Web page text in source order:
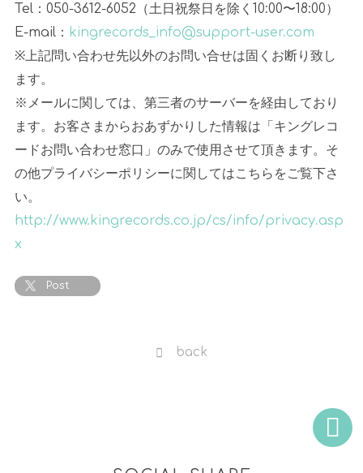
Tel ： 050-3612-6052 （土日祝祭日を除く 10:00〜18:00）
E-mail： kingrecords_info@support-user.com
※上記問い合わせ先以外のお問い合せは固くお断り致し
ます。
※ メールに関しては、第三者のサーバーを経由しており
ます。お客さまからおあずかりした情報は「キングレコ
ードお問い合わせ窓口」のみで使用させて頂きます。そ
の他プライバシーポリシーに関してはこちらをご覧下さ
い。
http://www.kingrecords.co.jp/cs/info/privacy.asp
x
Post
back